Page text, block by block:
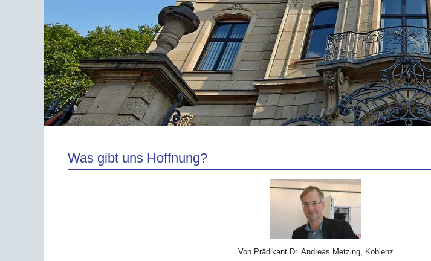
Was gibt uns Hoffnung?
Von Prädikant Dr. Andreas Metzing, Koblenz